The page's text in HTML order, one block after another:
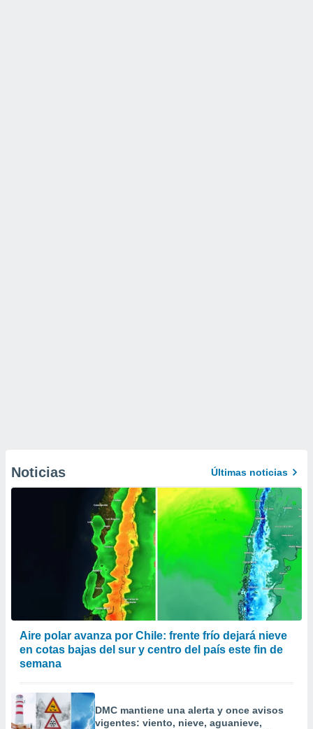
Noticias Últimas noticias
Aire polar avanza por Chile: frente frío dejará nieve
en cotas bajas del sur y centro del país este fin de
semana
DMC mantiene una alerta y once avisos
vigentes: viento, nieve, aguanieve,